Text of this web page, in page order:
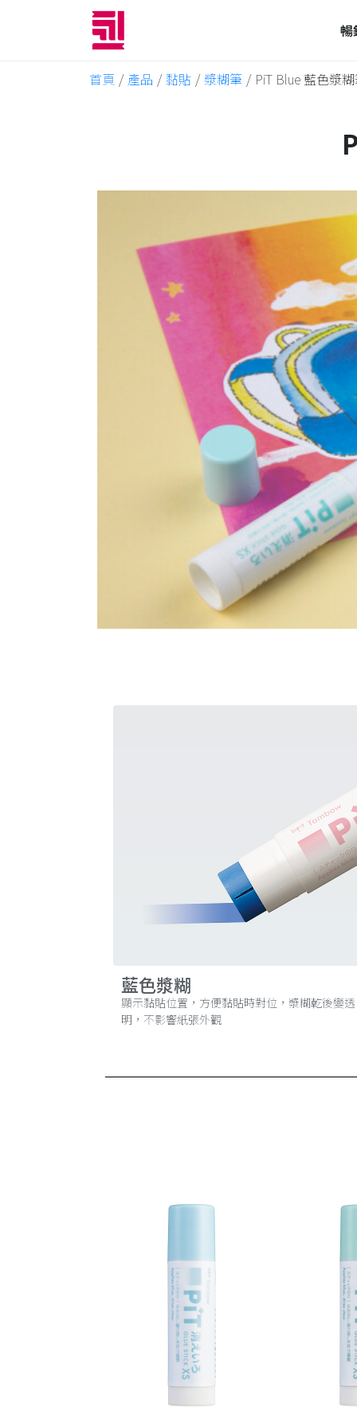
暢
首頁 / 產品 / 黏貼 / 漿糊筆 / PiT Blue 藍色漿
藍色漿糊
顯示黏貼位置，方便黏貼時對位，漿糊乾後變透
明，不影響紙張外觀